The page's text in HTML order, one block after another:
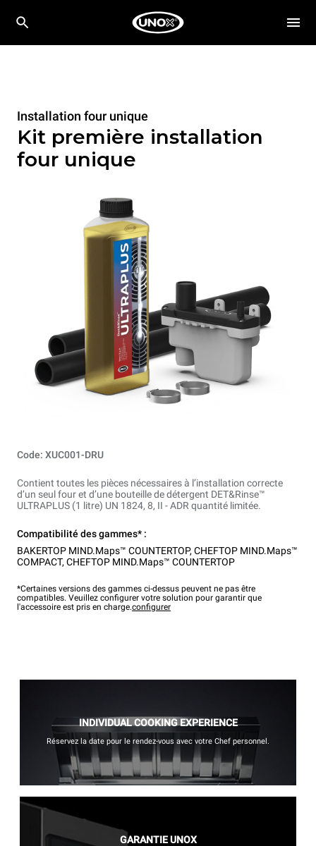
Installation four unique
Kit première installation
four unique
Code: XUC001-DRU
Contient toutes les pièces nécessaires à l’installation correcte
d’un seul four et d’une bouteille de détergent DET&Rinse™
ULTRAPLUS (1 litre) UN 1824, 8, II - ADR quantité limitée.
Compatibilité des gammes* :
BAKERTOP MIND.Maps™ COUNTERTOP, CHEFTOP MIND.Maps™
COMPACT, CHEFTOP MIND.Maps™ COUNTERTOP
*Certaines versions des gammes ci-dessus peuvent ne pas être
compatibles. Veuillez configurer votre solution pour garantir que
l'accessoire est pris en charge.configurer
INDIVIDUAL COOKING EXPERIENCE
Réservez la date pour le rendez-vous avec votre Chef personnel.
GARANTIE UNOX